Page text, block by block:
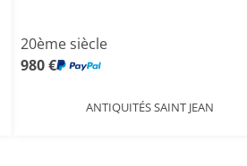
20ème siècle
980 €
ANTIQUITÉS SAINT JEAN